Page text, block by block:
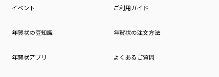
イベント ご利用ガイド
年賀状の豆知識 年賀状の注文方法
年賀状アプリ よくあるご質問